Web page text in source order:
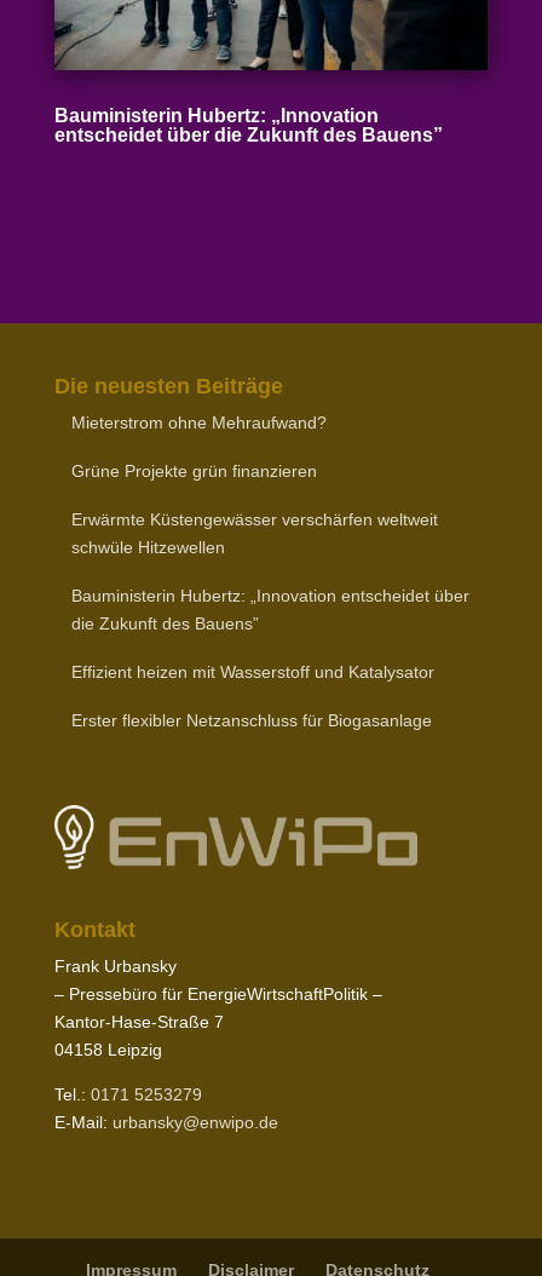
Baumi­nis­terin Hubertz: „Inno­vation
entscheidet über die Zukunft des Bauens”
Die neuesten Beiträge
Mieter­strom ohne Mehraufwand?
Grüne Projekte grün finanzieren
Erwärmte Küsten­ge­wässer verschärfen weltweit
schwüle Hitzewellen
Baumi­nis­terin Hubertz: „Inno­vation entscheidet über
die Zukunft des Bauens”
Effizient heizen mit Wasser­stoff und Katalysator
Erster flexibler Netz­an­schluss für Biogasanlage
Kontakt
Frank Urbansky
– Pres­sebüro für EnergieWirtschaftPolitik –
Kantor-​Hase-​Straße 7
04158Leipzig
Tel.: 0171 5253279
E‑Mail: urbansky@​enwipo.​de
Impressum Disclaimer Daten­schutz